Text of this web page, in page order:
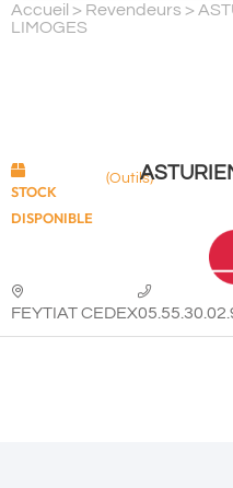
Accueil > Revendeurs >
LIMOGES
STOCK
DISPONIBLE
(Outils)
FEYTIAT CEDEX